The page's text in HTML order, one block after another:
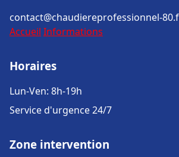
contact@chaudiereprofessionnel-
Accueil Informations
Horaires
Lun-Ven: 8h-19h
Service d'urgence 24/7
Zone intervention